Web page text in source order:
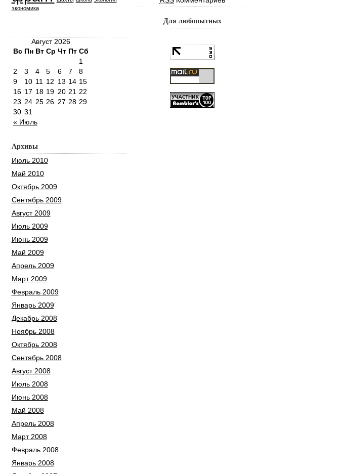
экономика
Август 2026
Вс Пн Вт Ср Чт Пт Сб
« Июль
1
2
3 4 5 6 7
8
9
10 11 12 13 14 15
16 17 18 19 20 21 22
23 24 25 26 27 28 29
30 31
Архивы
Июль 2010
Май 2010
Октябрь 2009
Сентябрь 2009
Август 2009
Июль 2009
Июнь 2009
Май 2009
Апрель 2009
Март 2009
Февраль 2009
Январь 2009
Декабрь 2008
Ноябрь 2008
Октябрь 2008
Сентябрь 2008
Август 2008
Июль 2008
Июнь 2008
Май 2008
Апрель 2008
Март 2008
Февраль 2008
Январь 2008
Для любопытных